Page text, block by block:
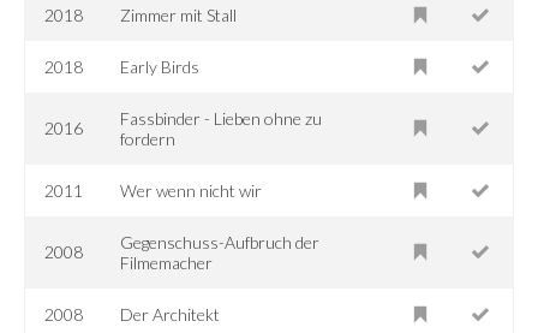
2018 Zimmer mit Stall
2018 Early Birds
2016
Fassbinder - Lieben ohne zu
fordern
2011 Wer wenn nicht wir
2008
Gegenschuss-Aufbruch der
Filmemacher
2008 Der Architekt